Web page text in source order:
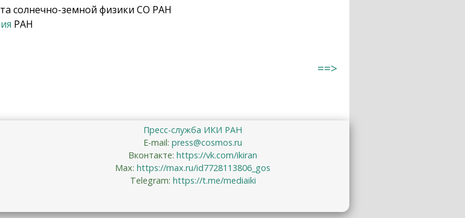
солнечно-земной физики СО РАН
РАН
==>
Пресс-служба ИКИ РАН
E-mail: press@cosmos.ru
Вконтакте: https://vk.com/ikiran
Max: https://max.ru/id7728113806_gos
Telegram: https://t.me/mediaiki